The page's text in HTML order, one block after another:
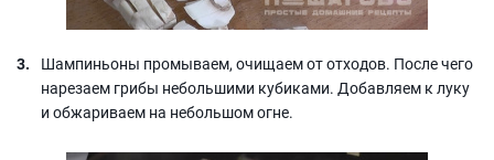
Шампиньоны промываем, очищаем от отходов. После чего
нарезаем грибы небольшими кубиками. Добавляем к луку
и обжариваем на небольшом огне.